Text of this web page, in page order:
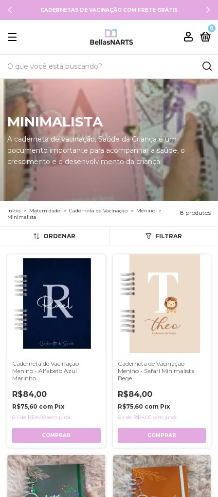
CADERNETAS DE VACINAÇÃO COM FRETE GRÁTIS
0
MINIMALISTA
A caderneta de vacinação, Saúde da Criança é um
documento importante para acompanhar a saúde, o
crescimento e o desenvolvimento da criança.
Início > Maternidade > Caderneta de Vacinação > Menino >
Minimalista
8 produtos
ORDENAR FILTRAR
Caderneta de Vacinação
Menino - Alfabeto Azul
Marinho
R$84,00
R$75,60 com Pix
6 x de R$14,00 sem juros
COMPRAR
Caderneta de Vacinação
Menino - Safari Minimalista
Bege
R$84,00
R$75,60 com Pix
6 x de R$14,00 sem juros
COMPRAR